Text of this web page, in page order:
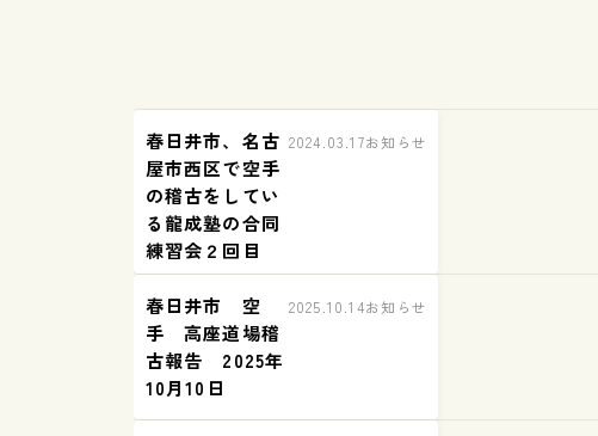
春日井市、名古
屋市西区で空手
の稽古をしてい
る龍成塾の合同
練習会２回目
2024.03.17お知らせ
春日井市 空
手 高座道場稽
古報告 2025年
10月10日
2025.10.14お知らせ